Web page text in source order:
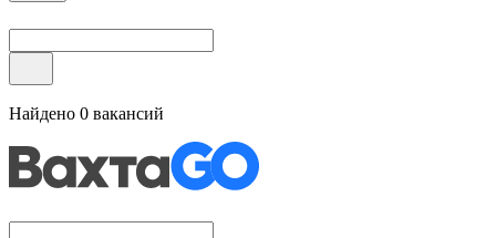
Найдено 0 вакансий